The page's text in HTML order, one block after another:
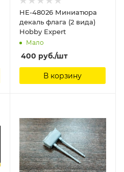
HE-48026 Миниатюра
декаль флага (2 вида)
Hobby Expert
Мало
400 руб./шт
В корзину